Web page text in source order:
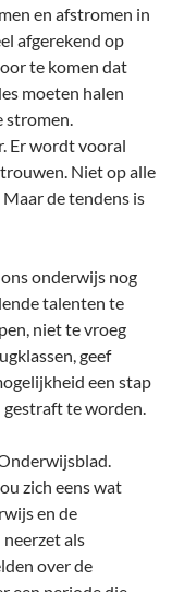
en afstromen in
afgerekend op
te komen dat
moeten halen
stromen.
Er wordt vooral
Niet op alle
de tendens is
onderwijs nog
talenten te
niet te vroeg
geef
een stap
gestraft te worden.
zich eens wat
en de
als
over de